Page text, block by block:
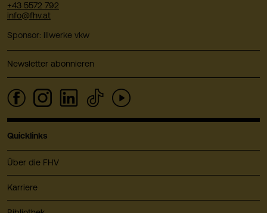
+43 5572 792
info@fhv.at
Sponsor: illwerke vkw
Newsletter abonnieren
Quicklinks
Über die FHV
Karriere